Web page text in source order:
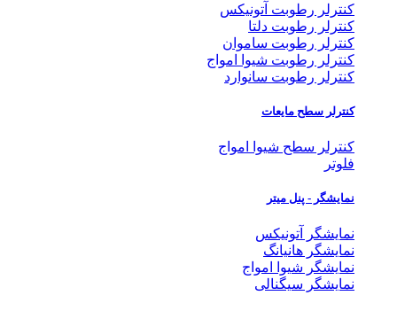
کنترلر رطوبت آتونیکس
کنترلر رطوبت دلتا
کنترلر رطوبت ساموان
کنترلر رطوبت شیوا امواج
کنترلر رطوبت سانوارد
کنترلر سطح مایعات
کنترلر سطح شیوا امواج
فلوتر
نمایشگر - پنل میتر
نمایشگر آتونیکس
نمایشگر هانیانگ
نمایشگر شیوا امواج
نمایشگر سیگنالی